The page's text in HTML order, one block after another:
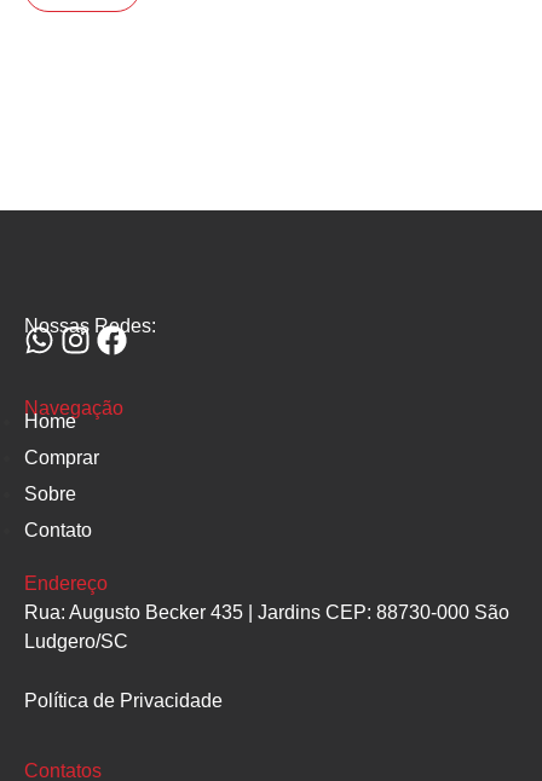
Nossas Redes:
Navegação
Home
Comprar
Sobre
Contato
Endereço
Rua: Augusto Becker 435 | Jardins CEP: 88730-000 São
Ludgero/SC
Política de Privacidade
Contatos